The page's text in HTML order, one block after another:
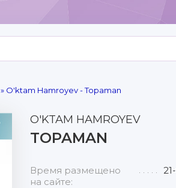
» O'ktam Hamroyev - Topaman
O'KTAM HAMROYEV
TOPAMAN
Время размещено
на сайте: